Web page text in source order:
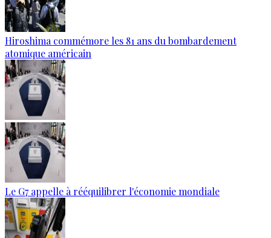
Hiroshima commémore les 81 ans du bombardement
atomique américain
Le G7 appelle à rééquilibrer l'économie mondiale